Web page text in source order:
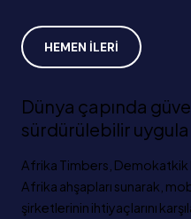
HEMEN İLERI
Dünya çapında
sürdürülebilir
Afrika Timbers, Demokatkik
Afrika ahşapları sunarak,
şirketlerinin ihtiyaçlarını